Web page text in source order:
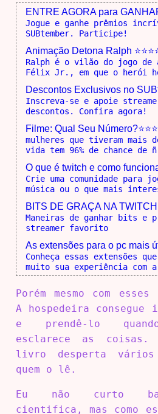
ENTRE AGORA para
Jogue e ganhe prêmios
SUBtember. Participe!
Animação Detona Ralph
Ralph é o vilão do jogo de
Félix Jr., em que o herói
Descontos Exclusivos no
Inscreva-se e apoie
descontos. Confira agora!
Filme: Qual Seu Número?⭐⭐⭐
mulheres que tiveram mais
vida tem 96% de chance de ñ
O que é twitch e como
Crie uma comunidade para
música ou o que mais
BITS DE GRAÇA NA TWITCH
Maneiras de ganhar bits e
streamer favorito
As extensões para o pc mais
Conheça essas extensões
muito sua experiência com
Porém mesmo com
A hospedeira
e prendê-lo
esclarece as coisas.
livro desperta vários
quem o lê.
Eu não curto
cientifica, mas como